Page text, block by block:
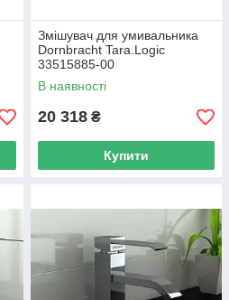
Змішувач для умивальника
Dornbracht Tara.Logic
33515885-00
В наявності
20 318 ₴
Купити